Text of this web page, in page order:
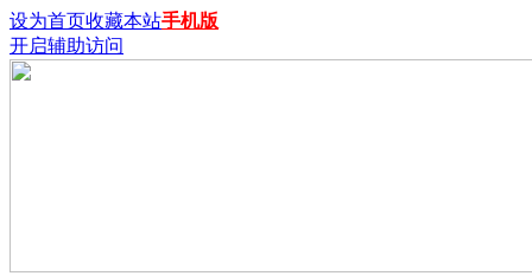
设为首页收藏本站手机版
开启辅助访问